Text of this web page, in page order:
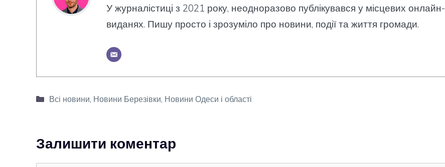
У журналістиці з 2021 року, неодноразово публікувався у місцевих онлайн-
виданях. Пишу просто і зрозуміло про новини, події та життя громади.
Категорії
Всі новини, Новини Березівки, Новини Одеси і області
Залишити коментар